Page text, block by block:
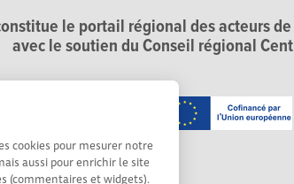
cookies pour mesurer notre
aussi pour enrichir le site
(commentaires et widgets).
le portail régional des acteurs
avec le soutien du Conseil régional